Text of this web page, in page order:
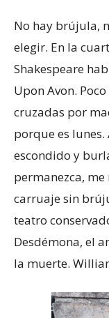
No hay brújula,
elegir. En la
Shakespeare
Upon Avon.
cruzadas por
porque es
escondido y
permanezca,
carruaje sin
teatro
Desdémona, el
la muerte.